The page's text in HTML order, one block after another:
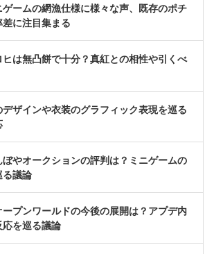
ゲームの網漁仕様に様々な声、既存のポチ
に注目集まる
ヒは無凸餅で十分？真紅との相性や引くべ
デザインや衣装のグラフィック表現を巡る
ぼやオークションの評判は？ミニゲームの
議論
ープンワールドの今後の展開は？アプデ内
を巡る議論